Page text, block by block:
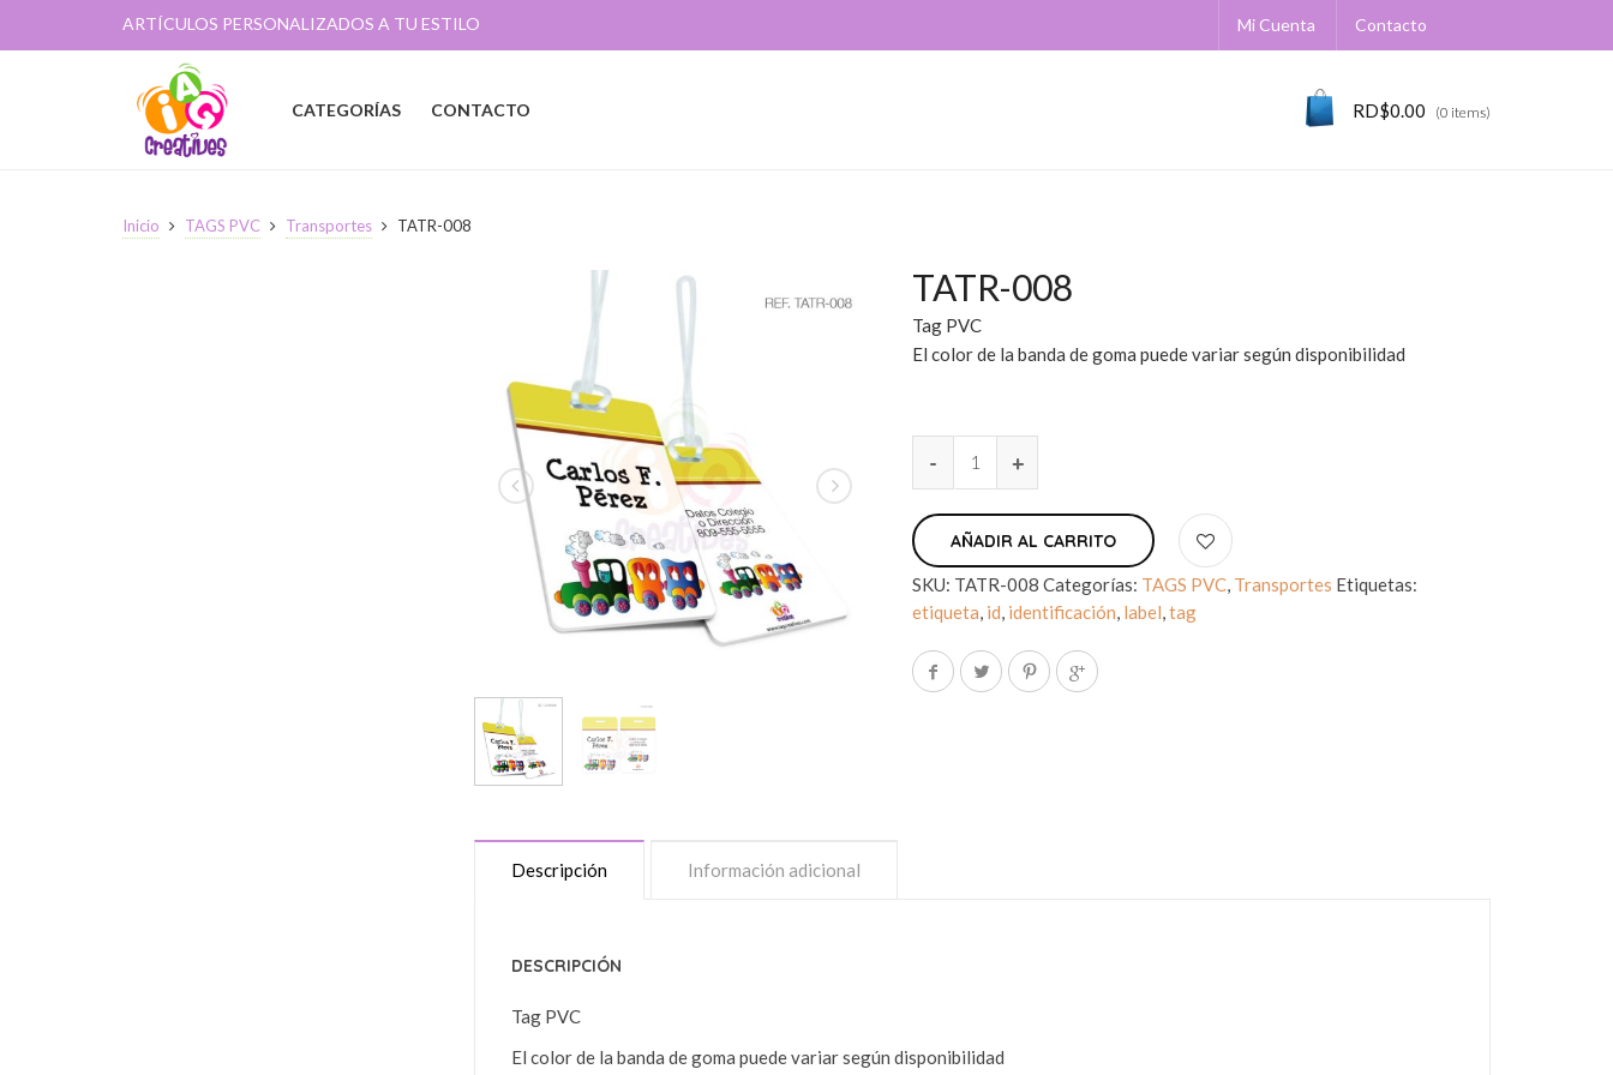
ARTÍCULOS PERSONALIZADOS A TU ESTILO Mi Cuenta Contacto
RD$0.00 (0 items)
CATEGORÍAS CONTACTO
Inicio TAGS PVC Transportes TATR-008
TATR-008
Tag PVC
El color de la banda de goma puede variar según disponibilidad
AÑADIR AL CARRITO
SKU: TATR-008 Categorías: TAGS PVC, Transportes Etiquetas:
etiqueta, id, identificación, label,tag
Descripción Información adicional
DESCRIPCIÓN
Tag PVC
El color de la banda de goma puede variar según disponibilidad